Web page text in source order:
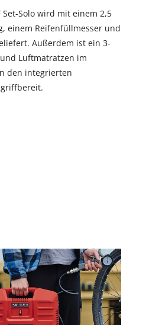
Set-Solo wird mit einem 2,5
einem Reifenfüllmesser und
Außerdem ist ein 3-
Luftmatratzen im
den integrierten